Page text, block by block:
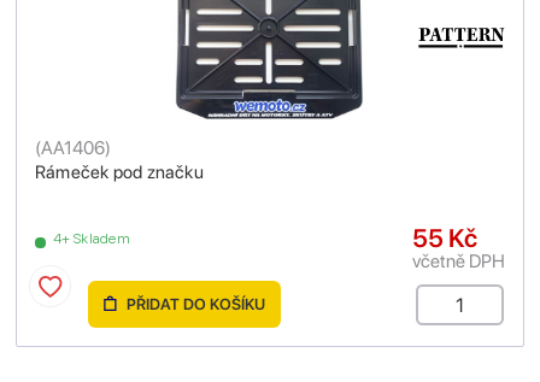
Rámeček pod značku
(AA1406)
4+ Skladem 55 Kč
včetně DPH
PŘIDAT DO KOŠÍKU